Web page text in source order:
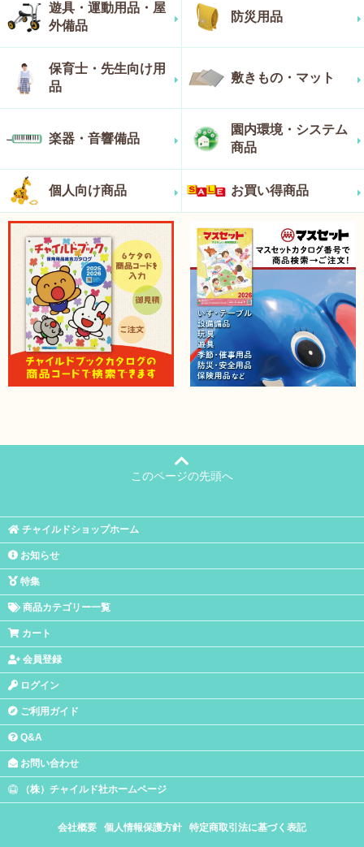
遊具・運動用品・屋
外備品
防災用品
保育士・先生向け用
品
敷きもの・マット
楽器・音響備品
園内環境・システム
商品
個人向け商品 お買い得商品
このページの先頭へ
チャイルドショップホーム
お知らせ
特集
商品カテゴリー一覧
カート
会員登録
ログイン
ご利用ガイド
Q&A
お問い合わせ
（株）チャイルド社ホームページ
会社概要 個人情報保護方針 特定商取引法に基づく表記